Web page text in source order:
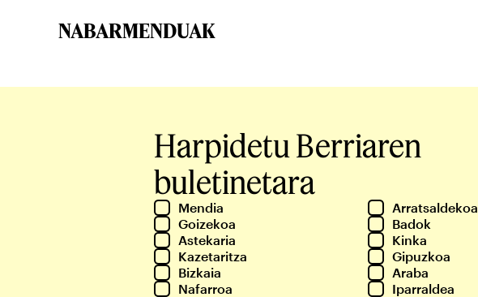
NABARMENDUAK
Harpidetu Berriaren
buletinetara
Mendia
Arratsaldekoa
Goizekoa
Badok
Astekaria
Kinka
Kazetaritza
Gipuzkoa
Bizkaia
Araba
Nafarroa
Iparraldea